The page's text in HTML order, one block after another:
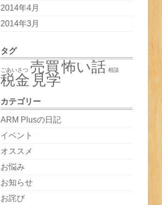
2014年4月
2014年3月
タグ
ごあいさつ 売買怖い話 相談
税金見学
カテゴリー
ARM Plusの日記
イベント
オススメ
お悩み
お知らせ
お詫び